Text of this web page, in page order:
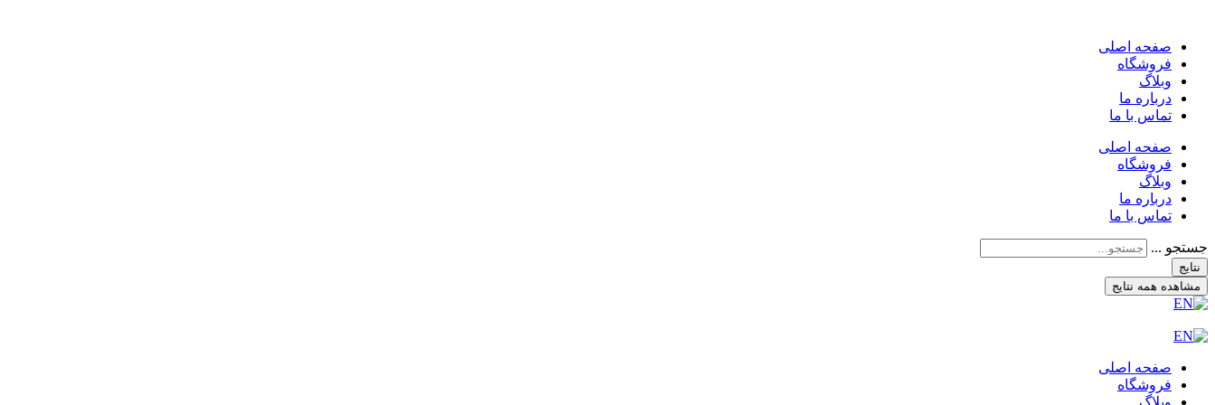
صفحه اصلی
فروشگاه
وبلاگ
درباره ما
تماس با ما
صفحه اصلی
فروشگاه
وبلاگ
درباره ما
تماس با ما
جستجو ...
نتایج
مشاهده همه نتایج
صفحه اصلی
فروشگاه
وبلاگ